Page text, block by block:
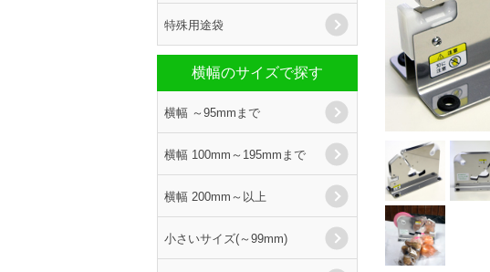
特殊用途袋
横幅のサイズで探す
横幅 ～95mmまで
横幅 100mm～195mmまで
横幅 200mm～以上
小さいサイズ(～99mm)